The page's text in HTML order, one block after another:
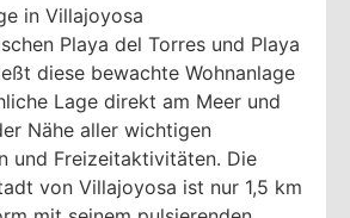
in Villajoyosa
Playa del Torres und Playa
diese bewachte Wohnanlage
Lage direkt am Meer und
Nähe aller wichtigen
und Freizeitaktivitäten. Die
von Villajoyosa ist nur 1,5 km